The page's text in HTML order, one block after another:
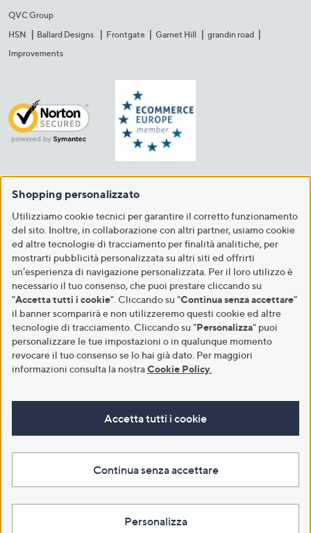
QVC Group
HSN
Ballard Designs Frontgate Garnet Hill
grandin road
Improvements
Shopping personalizzato
Utilizziamo cookie tecnici per garantire il corretto funzionamento
del sito. Inoltre, in collaborazione con altri partner, usiamo cookie
ed altre tecnologie di tracciamento per finalità analitiche, per
mostrarti pubblicità personalizzata su altri siti ed offrirti
un’esperienza di navigazione personalizzata. Per il loro utilizzo è
necessario il tuo consenso, che puoi prestare cliccando su
"Accetta tutti i cookie". Cliccando su "Continua senza accettare"
il banner scomparirà e non utilizzeremo questi cookie ed altre
tecnologie di tracciamento. Cliccando su "Personalizza" puoi
personalizzare le tue impostazioni o in qualunque momento
revocare il tuo consenso se lo hai già dato. Per maggiori
informazioni consulta la nostraCookie Policy
Accetta tutti i cookie
Continua senza accettare
Personalizza